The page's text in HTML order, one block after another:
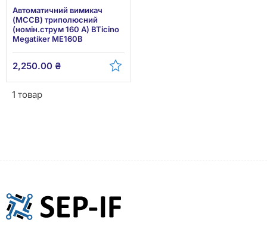
Автоматичний вимикач
(MCCB) триполюсний
(номін.струм 160 A) BTicino
Megatiker ME160B
2,250.00 ₴
1 товар